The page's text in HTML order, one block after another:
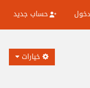
دخول حساب جديد
خيارات